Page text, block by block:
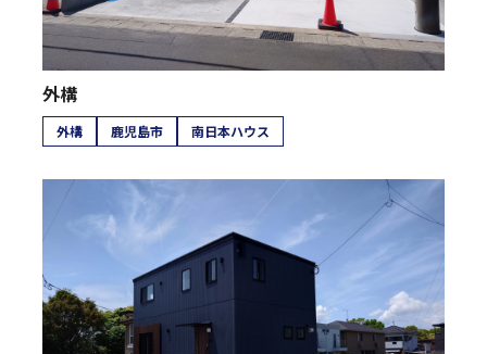
外構
外構 鹿児島市 南日本ハウス